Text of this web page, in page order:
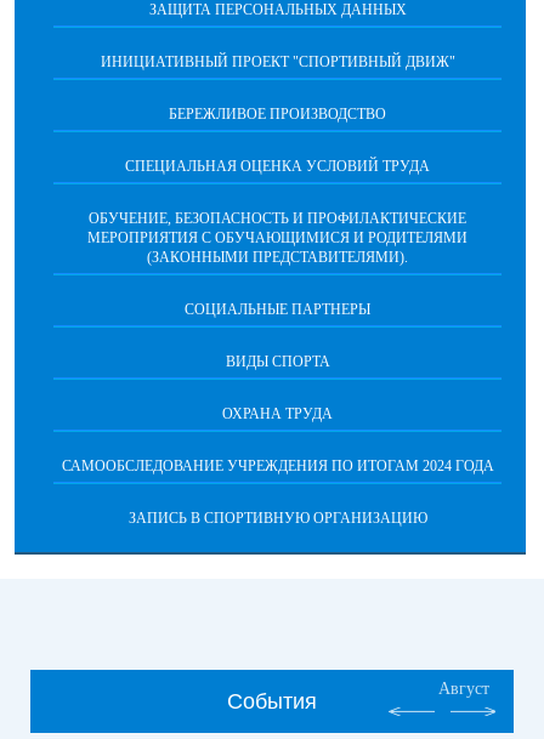
ЗАЩИТА ПЕРСОНАЛЬНЫХ ДАННЫХ
ИНИЦИАТИВНЫЙ ПРОЕКТ "СПОРТИВНЫЙ ДВИЖ"
БЕРЕЖЛИВОЕ ПРОИЗВОДСТВО
СПЕЦИАЛЬНАЯ ОЦЕНКА УСЛОВИЙ ТРУДА
ОБУЧЕНИЕ, БЕЗОПАСНОСТЬ И ПРОФИЛАКТИЧЕСКИЕ
МЕРОПРИЯТИЯ С ОБУЧАЮЩИМИСЯ И РОДИТЕЛЯМИ
(ЗАКОННЫМИ ПРЕДСТАВИТЕЛЯМИ).
СОЦИАЛЬНЫЕ ПАРТНЕРЫ
ВИДЫ СПОРТА
ОХРАНА ТРУДА
САМООБСЛЕДОВАНИЕ УЧРЕЖДЕНИЯ ПО ИТОГАМ 2024 ГОДА
ЗАПИСЬ В СПОРТИВНУЮ ОРГАНИЗАЦИЮ
События
Август